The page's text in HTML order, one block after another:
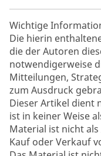
Wichtige
Die hierin
die der Autoren
notwendigerweise
Mitteilungen,
zum Ausdruck
Dieser Artikel dient
ist in keiner Weise
Material ist nicht
Kauf oder Verkauf